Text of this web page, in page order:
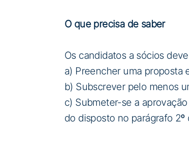
O que precisa de saber
Os candidatos a sócios
a) Preencher uma proposta
b) Subscrever pelo menos
c) Submeter-se a
do disposto no parágrafo